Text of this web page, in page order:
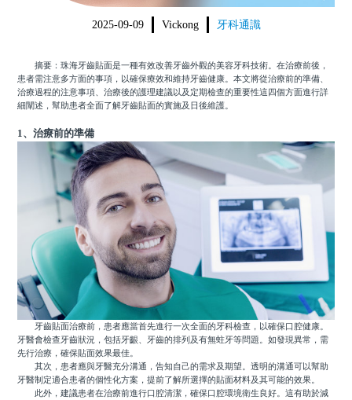
2025-09-09 Vickong 牙科通識
摘要：珠海牙齒貼面是一種有效改善牙齒外觀的美容牙科技術。在治療前後，
患者需注意多方面的事項，以確保療效和維持牙齒健康。本文將從治療前的準備、
治療過程的注意事項、治療後的護理建議以及定期檢查的重要性這四個方面進行詳
細闡述，幫助患者全面了解牙齒貼面的實施及日後維護。
1、治療前的準備
牙齒貼面治療前，患者應當首先進行一次全面的牙科檢查，以確保口腔健康。
牙醫會檢查牙齒狀況，包括牙齦、牙齒的排列及有無蛀牙等問題。如發現異常，需
先行治療，確保貼面效果最佳。
其次，患者應與牙醫充分溝通，告知自己的需求及期望。透明的溝通可以幫助
牙醫制定適合患者的個性化方案，提前了解所選擇的貼面材料及其可能的效果。
此外，建議患者在治療前進行口腔清潔，確保口腔環境衛生良好。這有助於減